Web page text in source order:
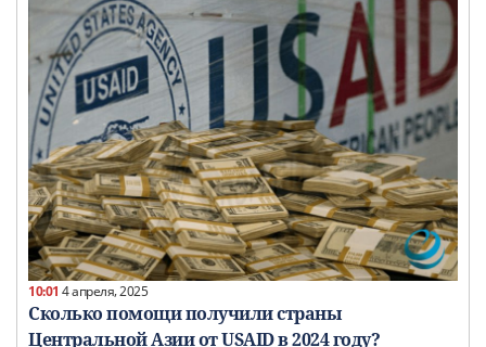
10:01 4 апреля, 2025
Сколько помощи получили страны
Центральной Азии от USAID в 2024 году?